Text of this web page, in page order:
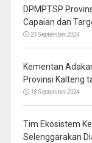
DPMPTSP
Capaian dan
23 September 2024
Kementan
Provinsi Kalteng
18 September 2024
Tim Ekosistem
Selenggarakan